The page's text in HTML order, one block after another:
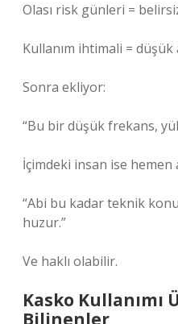
Olası risk günleri =
Kullanım ihtimali =
Sonra ekliyor:
“Bu bir düşük frekans,
İçimdeki insan ise
“Abi bu kadar teknik
huzur.”
Ve haklı olabilir.
Kasko Kullanımı
Bilinenler